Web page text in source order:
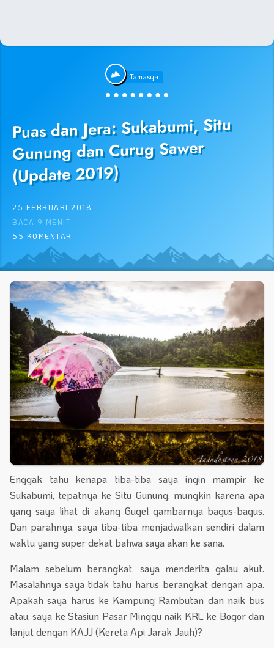
Tamasya
Puas dan Jera: Sukabumi, Situ
Gunung dan Curug Sawer
(Update 2019)
25 FEBRUARI 2018
BACA 9 MENIT
55 KOMENTAR
Enggak tahu kenapa tiba-tiba saya ingin mampir ke
Sukabumi, tepatnya ke Situ Gunung, mungkin karena apa
yang saya lihat di akang Gugel gambarnya bagus-bagus.
Dan parahnya, saya tiba-tiba menjadwalkan sendiri dalam
waktu yang super dekat bahwa saya akan ke sana.
Malam sebelum berangkat, saya menderita galau akut.
Masalahnya saya tidak tahu harus berangkat dengan apa.
Apakah saya harus ke Kampung Rambutan dan naik bus
atau, saya ke Stasiun Pasar Minggu naik KRL ke Bogor dan
lanjut dengan KAJJ (Kereta Api Jarak Jauh)?